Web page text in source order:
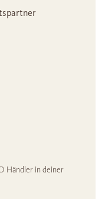
Händler in deiner